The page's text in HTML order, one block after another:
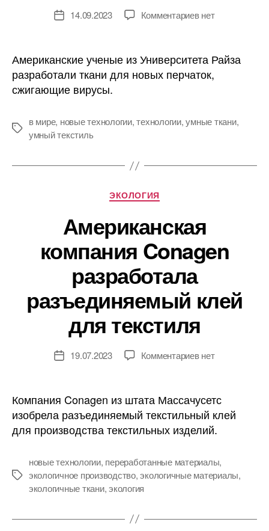
Дата14.09.2023 Комментариевк
разработали
перчатки,
уничтожающие
нет
Американские ученые из Университета Райза
разработали ткани для новых перчаток,
сжигающие вирусы.
Метки
в мире, новые технологии,технологии,умные ткани,
умный текстиль
Рубрики
ЭКОЛОГИЯ
Американская
компания Conagen
разработала
разъединяемый клей
для текстиля
Дата19.07.2023 Комментариевк
Conagen
разработала
разъединяемый
для
текстиля
нет
Компания Conagen из штата Массачусетс
изобрела разъединяемый текстильный клей
для производства текстильных изделий.
Метки
новые технологии, переработанные материалы,
экологичное производство,экологичные материалы,
экологичные ткани,экология